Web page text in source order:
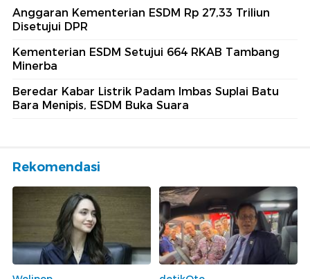
Anggaran Kementerian ESDM Rp 27,33 Triliun
Disetujui DPR
Kementerian ESDM Setujui 664 RKAB Tambang
Minerba
Beredar Kabar Listrik Padam Imbas Suplai Batu
Bara Menipis, ESDM Buka Suara
Rekomendasi